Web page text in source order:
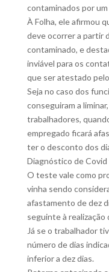
contaminados por
À Folha, ele afirmou
deve ocorrer a partir
contaminado, e
inviável para os
que ser atestado
Seja no caso dos
conseguiram a
trabalhadores,
empregado ficará
ter o desconto dos
Diagnóstico de Covid
O teste vale como
vinha sendo
afastamento de dez
seguinte à
Já se o trabalhador
número de dias
inferior a dez dias.